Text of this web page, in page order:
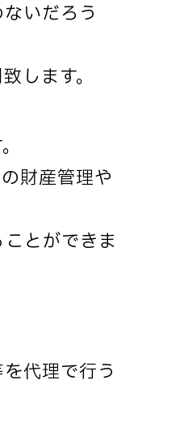
いだろう
します。
財産管理や
とができま
代理で行う